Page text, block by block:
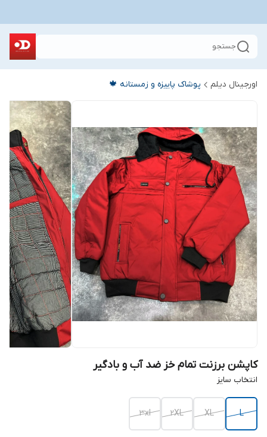
جستجو
اورجینال دیلم پوشاک پاییزه و زمستانه 🍁
کاپشن برزنت تمام خز ضد آب و بادگیر
انتخاب سایز
L
XL
2XL
3xl